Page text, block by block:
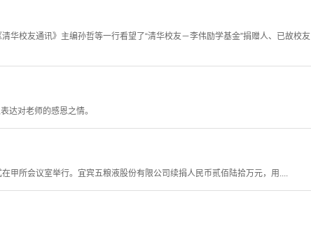
校友通讯》主编孙哲等一行看望了“清华校友－李伟励学基金”捐赠人、已故校友
达对老师的感恩之情。
甲所会议室举行。宜宾五粮液股份有限公司续捐人民币贰佰陆拾万元，用....